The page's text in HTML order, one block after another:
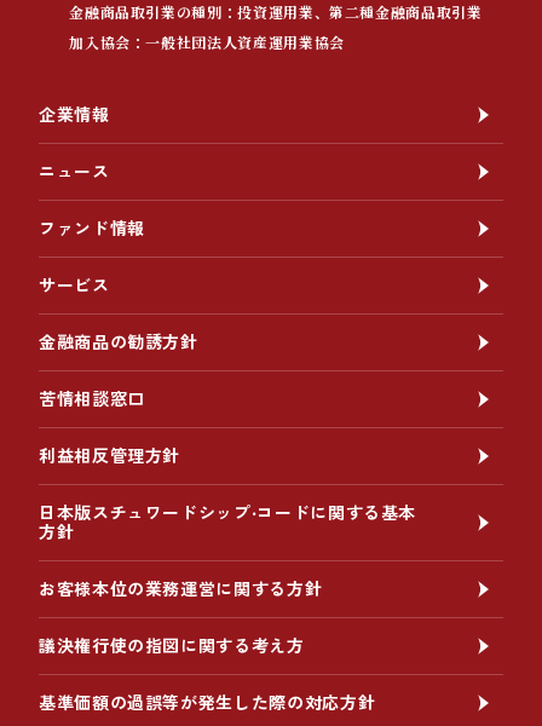
金融商品取引業の種別：投資運用業、第二種金融商品取引業
加入協会：一般社団法人資産運用業協会
企業情報
ニュース
ファンド情報
サービス
金融商品の勧誘方針
苦情相談窓口
利益相反管理方針
日本版スチュワードシップ‧コードに関する基本
方針
お客様本位の業務運営に関する方針
議決権行使の指図に関する考え方
基準価額の過誤等が発生した際の対応方針